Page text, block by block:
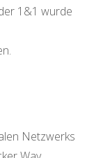
1&1 wurde
Netzwerks